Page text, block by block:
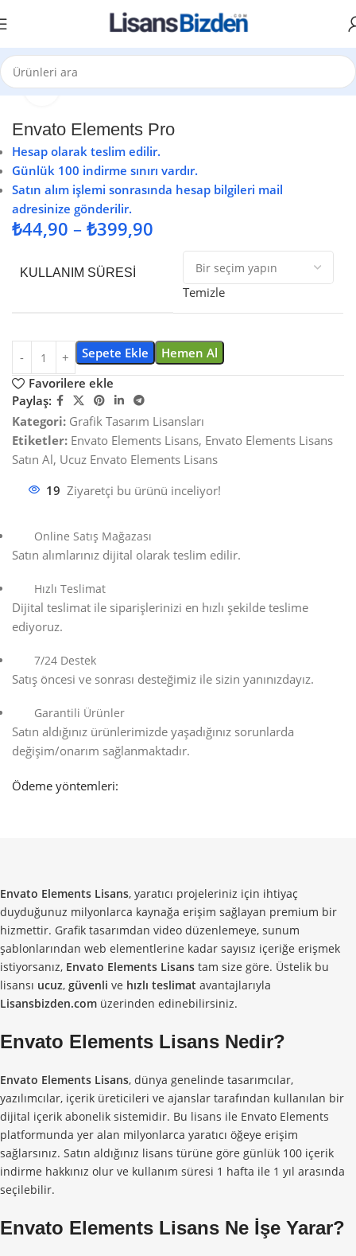
Ana Sayfa Grafik Tasarım Lisansları
Büyütmek için tıklayın
Envato Elements Pro
Hesap olarak teslim edilir.
Günlük 100 indirme sınırı vardır.
Satın alım işlemi sonrasında hesap bilgileri mail
adresinize gönderilir.
₺44,90 – ₺399,90
KULLANIM SÜRESI
Temizle
Sepete Ekle
Hemen Al
Favorilere ekle
Paylaş:
Kategori: Grafik Tasarım Lisansları
Etiketler: Envato Elements Lisans, Envato Elements Lisans
Satın Al, Ucuz Envato Elements Lisans
19 Ziyaretçi bu ürünü inceliyor!
Online Satış Mağazası
Satın alımlarınız dijital olarak teslim edilir.
Hızlı Teslimat
Dijital teslimat ile siparişlerinizi en hızlı şekilde teslime
ediyoruz.
7/24 Destek
Satış öncesi ve sonrası desteğimiz ile sizin yanınızdayız.
Garantili Ürünler
Satın aldığınız ürünlerimizde yaşadığınız sorunlarda
değişim/onarım sağlanmaktadır.
Ödeme yöntemleri:
Envato Elements Lisans, yaratıcı projeleriniz için ihtiyaç
duyduğunuz milyonlarca kaynağa erişim sağlayan premium bir
hizmettir. Grafik tasarımdan video düzenlemeye, sunum
şablonlarından web elementlerine kadar sayısız içeriğe erişmek
istiyorsanız, Envato Elements Lisans tam size göre. Üstelik bu
lisansı ucuz, güvenli ve hızlı teslimat avantajlarıyla
Lisansbizden.com üzerinden edinebilirsiniz.
Envato Elements Lisans Nedir?
Envato Elements Lisans, dünya genelinde tasarımcılar,
yazılımcılar, içerik üreticileri ve ajanslar tarafından kullanılan bir
dijital içerik abonelik sistemidir. Bu lisans ile Envato Elements
platformunda yer alan milyonlarca yaratıcı öğeye erişim
sağlarsınız. Satın aldığınız lisans türüne göre günlük 100 içerik
indirme hakkınız olur ve kullanım süresi 1 hafta ile 1 yıl arasında
seçilebilir.
Envato Elements Lisans Ne İşe Yarar?